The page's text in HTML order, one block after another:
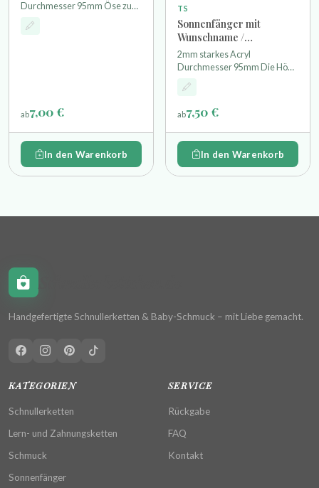
Durchmesser 95mm Öse zum
aufhängen (z.B. mit
Nylonfaden (nicht enthalten))
ab7,00 €
In den Warenkorb
TS
Sonnenfänger mit
Wunschname /
personalisiert aus Acryl
mit Regenbogeneffekt
2mm starkes Acryl
Durchmesser 95mm Die Höhe
bzw. Breite des
Wunschnamens kann je nach
aufhängen (z.B. mit
Nylonfaden (nicht enthalten))
ab7,50 €
In den Warenkorb
Handgefertigte Schnullerketten & Baby-Schmuck – mit Liebe gemacht.
KATEGORIEN
Schnullerketten
Lern- und Zahnungsketten
Schmuck
Sonnenfänger
SERVICE
Rückgabe
FAQ
Kontakt